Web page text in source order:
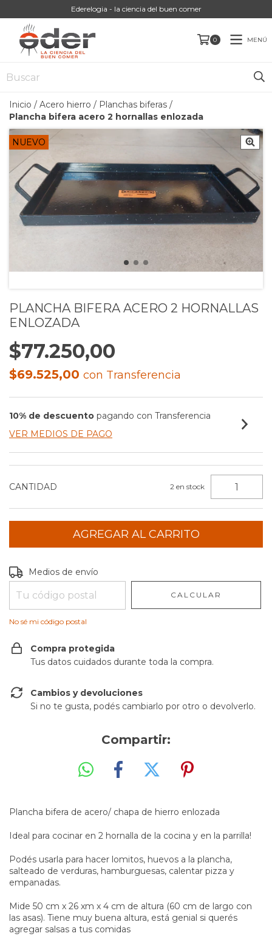
Ederelogia - la ciencia del buen comer
0 MENÚ
Inicio / Acero hierro / Planchas biferas /
Plancha bifera acero 2 hornallas enlozada
NUEVO
PLANCHA BIFERA ACERO 2 HORNALLAS
ENLOZADA
$77.250,00
$69.525,00 con Transferencia
10% de descuento pagando con Transferencia
VER MEDIOS DE PAGO
CANTIDAD 2 en stock
Entregas para el CP:
Medios de envío
CALCULAR
No sé mi código postal
Compra protegida
Tus datos cuidados durante toda la compra.
Cambios y devoluciones
Si no te gusta, podés cambiarlo por otro o devolverlo.
Compartir:
Plancha bifera de acero/ chapa de hierro enlozada
Ideal para cocinar en 2 hornalla de la cocina y en la parrilla!
Podés usarla para hacer lomitos, huevos a la plancha,
salteado de verduras, hamburguesas, calentar pizza y
empanadas.
Mide 50 cm x 26 xm x 4 cm de altura (60 cm de largo con
las asas). Tiene muy buena altura, está genial si querés
agregar salsas a tus comidas